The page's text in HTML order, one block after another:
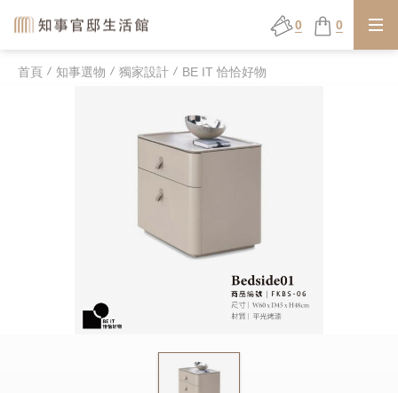
0 0
首頁 知事選物 獨家設計 BE IT 恰恰好物